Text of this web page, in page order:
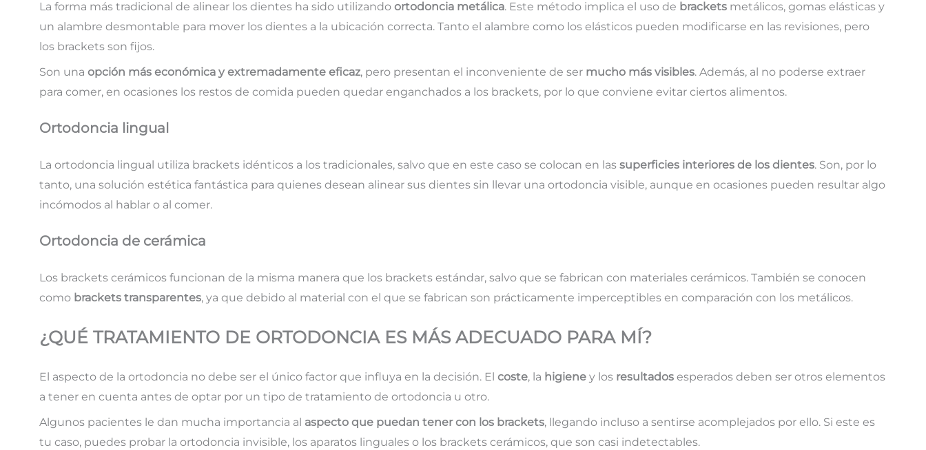
La forma más tradicional de alinear los dientes ha sido utilizando ortodoncia metálica. Este método implica el uso de brackets metálicos, gomas elásticas y
un alambre desmontable para mover los dientes a la ubicación correcta. Tanto el alambre como los elásticos pueden modificarse en las revisiones, pero
los brackets son fijos.
Son una opción más económica y extremadamente eficaz, pero presentan el inconveniente de ser mucho más visibles. Además, al no poderse extraer
para comer, en ocasiones los restos de comida pueden quedar enganchados a los brackets, por lo que conviene evitar ciertos alimentos.
Ortodoncia lingual
La ortodoncia lingual utiliza brackets idénticos a los tradicionales, salvo que en este caso se colocan en las superficies interiores de los dientes. Son, por lo
tanto, una solución estética fantástica para quienes desean alinear sus dientes sin llevar una ortodoncia visible, aunque en ocasiones pueden resultar algo
incómodos al hablar o al comer.
Ortodoncia de cerámica
Los brackets cerámicos funcionan de la misma manera que los brackets estándar, salvo que se fabrican con materiales cerámicos. También se conocen
como brackets transparentes, ya que debido al material con el que se fabrican son prácticamente imperceptibles en comparación con los metálicos.
¿QUÉ TRATAMIENTO DE ORTODONCIA ES MÁS ADECUADO PARA MÍ?
El aspecto de la ortodoncia no debe ser el único factor que influya en la decisión. El coste, la higiene y los resultados esperados deben ser otros elementos
a tener en cuenta antes de optar por un tipo de tratamiento de ortodoncia u otro.
Algunos pacientes le dan mucha importancia al aspecto que puedan tener con los brackets, llegando incluso a sentirse acomplejados por ello. Si este es
tu caso, puedes probar la ortodoncia invisible, los aparatos linguales o los brackets cerámicos, que son casi indetectables.